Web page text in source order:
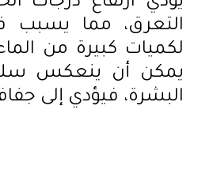
التعرق، مما يسبب
لكميات كبيرة من
يمكن أن ينعكس
البشرة، فيؤدي إلى